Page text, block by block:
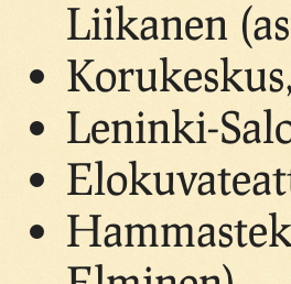
Liikanen
Leninki-